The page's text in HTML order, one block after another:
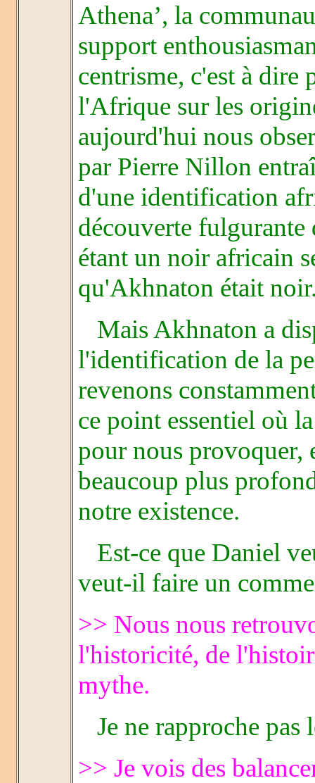
Athena’, la
support
centrisme, c'est à dire
l'Afrique sur les
aujourd'hui nous
par Pierre Nillon
d'une identification
découverte
étant un noir africain
qu'Akhnaton était
Mais Akhnaton a
l'identification de la
revenons
ce point essentiel où
pour nous provoquer,
beaucoup plus
notre existence.
Est-ce que Daniel
veut-il faire un
>> Nous nous
l'historicité, de
mythe.
Je ne rapproche pas
>> Je vois des